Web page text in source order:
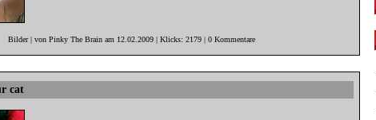
Bilder | von Pinky The Brain am 12.02.2009 | Klicks: 2179 | 0 Kommentare
cat